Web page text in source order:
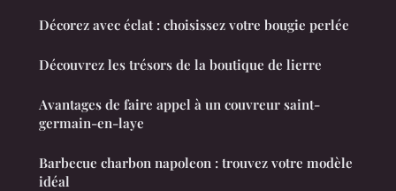
Décorez avec éclat : choisissez votre bougie perlée
Découvrez les trésors de la boutique de lierre
Avantages de faire appel à un couvreur saint-
germain-en-laye
Barbecue charbon napoleon : trouvez votre modèle
idéal